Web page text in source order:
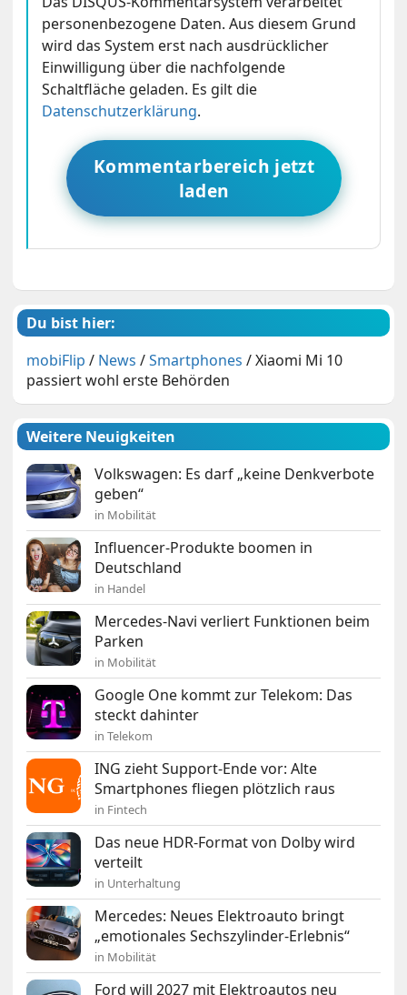
personenbezogene Daten. Aus diesem Grund
wird das System erst nach ausdrücklicher
Einwilligung über die nachfolgende
Schaltfläche geladen. Es gilt die
Datenschutzerklärung.
Kommentarbereich jetzt
laden
Du bist hier:
mobiFlip / News /Smartphones /Xiaomi Mi 10
passiert wohl erste Behörden
Weitere Neuigkeiten
Volkswagen: Es darf „keine Denkverbote
geben“
in Mobilität
Influencer-Produkte boomen in
Deutschland
in Handel
Mercedes-Navi verliert Funktionen beim
Parken
in Mobilität
Google One kommt zur Telekom: Das
steckt dahinter
in Telekom
ING zieht Support-Ende vor: Alte
Smartphones fliegen plötzlich raus
in Fintech
Das neue HDR-Format von Dolby wird
verteilt
in Unterhaltung
Mercedes: Neues Elektroauto bringt
„emotionales Sechszylinder-Erlebnis“
in Mobilität
Ford will 2027 mit Elektroautos neu